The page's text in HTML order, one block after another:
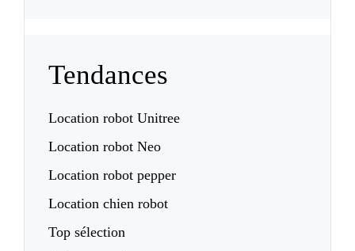
Tendances
Location robot Unitree
Location robot Neo
Location robot pepper
Location chien robot
Top sélection